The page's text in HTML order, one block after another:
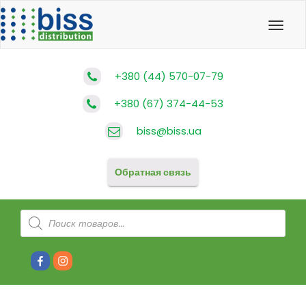
+380 (44) 570-07-79
+380 (67) 374-44-53
biss@biss.ua
Обратная связь
Поиск
товаров
#80 #81